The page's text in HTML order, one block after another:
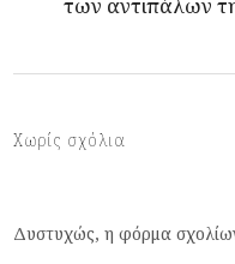
Χωρίς σχόλια
Δυστυχώς, η φόρμα